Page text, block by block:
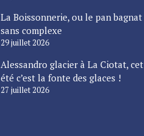
La Boissonnerie, ou le pan bagnat
sans complexe
29 juillet 2026
Alessandro glacier à La Ciotat, cet
été c’est la fonte des glaces !
27 juillet 2026